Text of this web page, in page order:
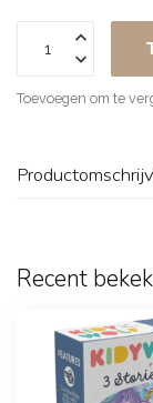
Toevoegen om te
Recent